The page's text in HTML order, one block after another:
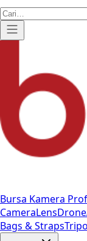
Bursa Kamera
CameraLensDrone
Bags & Straps